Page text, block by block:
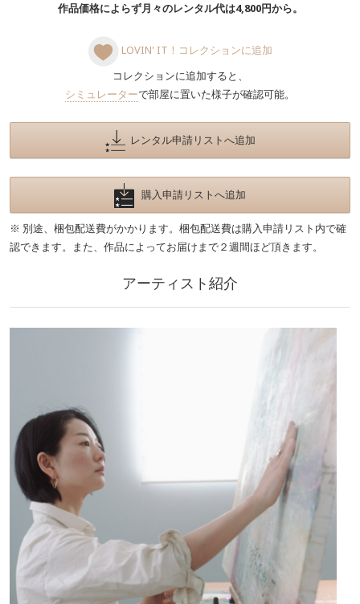
作品価格によらず月々のレンタル代は4,800円から。
LOVIN' IT！コレクションに追加
コレクションに追加すると、
シミュレーターで部屋に置いた様子が確認可能。
レンタル申請リストへ追加
購入申請リストへ追加
※ 別途、梱包配送費がかかります。梱包配送費は購入申請リスト内で確
認できます。また、作品によってお届けまで２週間ほど頂きます。
アーティスト紹介